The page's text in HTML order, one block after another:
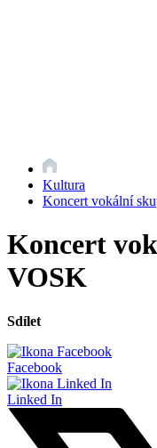
Kultura
Koncert vokální
Koncert
VOSK
Sdílet
Facebook
Linked In